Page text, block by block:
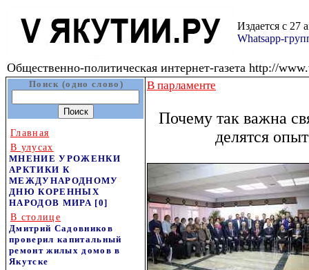
Издается с 27
Whatsapp-
Общественно-политическая интернет-газета http://
Поиск (одно слово)
Главная
В улусах
МНЕНИЕ УРОЖЕНКИ
АРКТИКИ К
МЕЖДУНАРОДНОМУ
ДНЮ КОРЕННЫХ
НАРОДОВ МИРА [0]
В столице
Дмитрий Садовников
проверил капитальный
ремонт жилых домов в
Якутске
В парламенте
Почему так важна
делятся